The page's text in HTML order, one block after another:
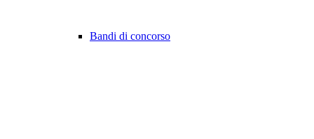
Bandi di concorso